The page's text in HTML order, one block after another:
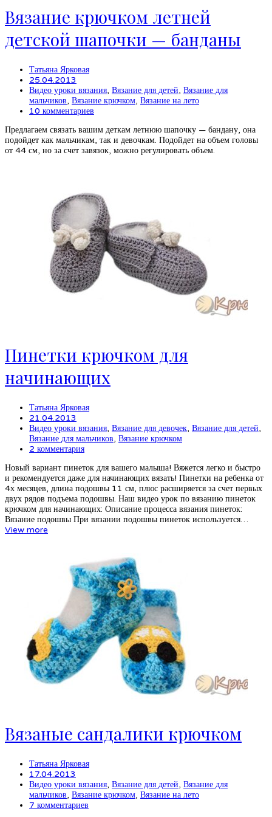
Вязание крючком летней
детской шапочки — банданы
Татьяна Ярковая
25.04.2013
Видео уроки вязания, Вязание для детей, Вязание для
мальчиков, Вязание крючком, Вязание на лето
10 комментариев
Предлагаем связать вашим деткам летнюю шапочку — бандану, она
подойдет как мальчикам, так и девочкам. Подойдет на объем головы
от 44 см, но за счет завязок, можно регулировать объем.
Пинетки крючком для
начинающих
Татьяна Ярковая
21.04.2013
Видео уроки вязания, Вязание для девочек, Вязание для детей,
Вязание для мальчиков, Вязание крючком
2 комментария
Новый вариант пинеток для вашего малыша! Вяжется легко и быстро
и рекомендуется даже для начинающих вязать! Пинетки на ребенка от
4х месяцев, длина подошвы 11 см, плюс расширяется за счет первых
двух рядов подъема подошвы. Наш видео урок по вязанию пинеток
крючком для начинающих: Описание процесса вязания пинеток:
Вязание подошвы При вязании подошвы пинеток используется…
View more
Вязаные сандалики крючком
Татьяна Ярковая
17.04.2013
Видео уроки вязания, Вязание для детей, Вязание для
мальчиков, Вязание крючком, Вязание на лето
7 комментариев